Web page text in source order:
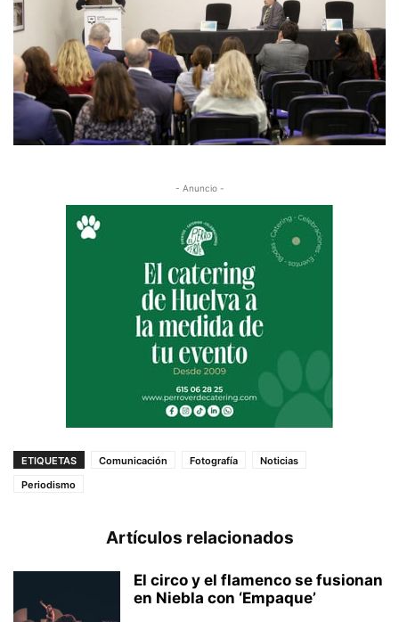
- Anuncio -
ETIQUETAS Comunicación Fotografía
Noticias
Periodismo
Artículos relacionados
El circo y el flamenco se fusionan
en Niebla con ‘Empaque’